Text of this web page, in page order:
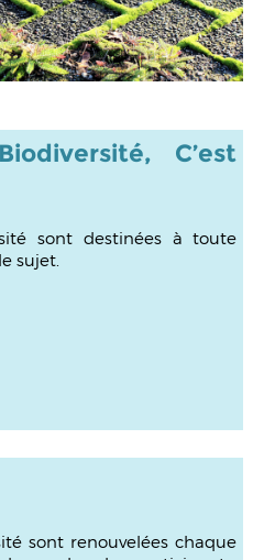
C’est
sont destinées à toute
sujet.
sont renouvelées chaque